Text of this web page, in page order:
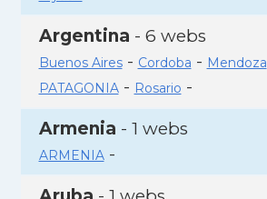
Argentina - 6 webs
Buenos Aires- Cordoba - Mendoza
PATAGONIA- Rosario -
Armenia - 1 webs
ARMENIA-